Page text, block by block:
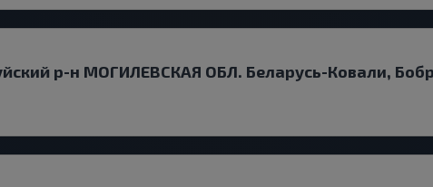
р-н МОГИЛЕВСКАЯ ОБЛ. Беларусь-Ковали,